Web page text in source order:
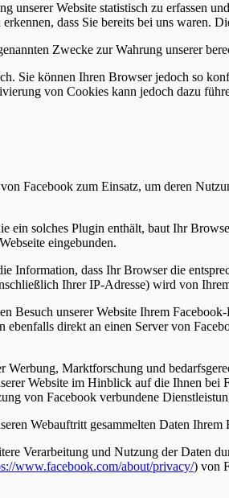
unserer Website statistisch zu erfassen
dass Sie bereits bei uns waren.
Zwecke zur Wahrung unserer
Sie können Ihren Browser jedoch so
von Cookies kann jedoch dazu
Facebook zum Einsatz, um deren
ein solches Plugin enthält, baut Ihr
eingebunden.
Information, dass Ihr Browser die
Ihrer IP-Adresse) wird von
Besuch unserer Website Ihrem
direkt an einen Server von
Marktforschung und
Website im Hinblick auf die Ihnen bei
von Facebook verbundene
Webauftritt gesammelten Daten
Verarbeitung und Nutzung der Daten
www.facebook.com/about/privacy/) von